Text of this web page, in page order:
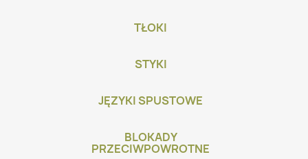
TŁOKI
STYKI
JĘZYKI SPUSTOWE
BLOKADY
PRZECIWPOWROTNE